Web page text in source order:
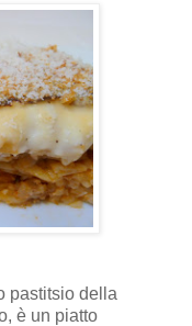
pastitsio della
è un piatto